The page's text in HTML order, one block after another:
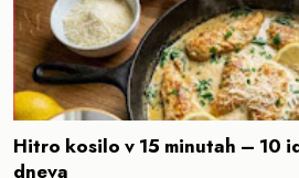
Hitro kosilo v 15 minutah – 10
dneva